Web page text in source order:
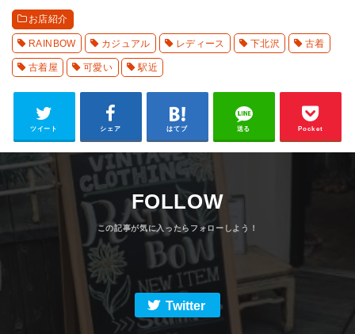
お店紹介
RAINBOW カジュアル レディース 下北沢 古着
古着屋 可愛い 駅近
ツイート シェア はてブ 送る Pocket
FOLLOW
Twitter